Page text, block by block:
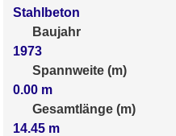
Stahlbeton
Baujahr
1973
Spannweite (m)
0.00 m
Gesamtlänge (m)
14.45 m